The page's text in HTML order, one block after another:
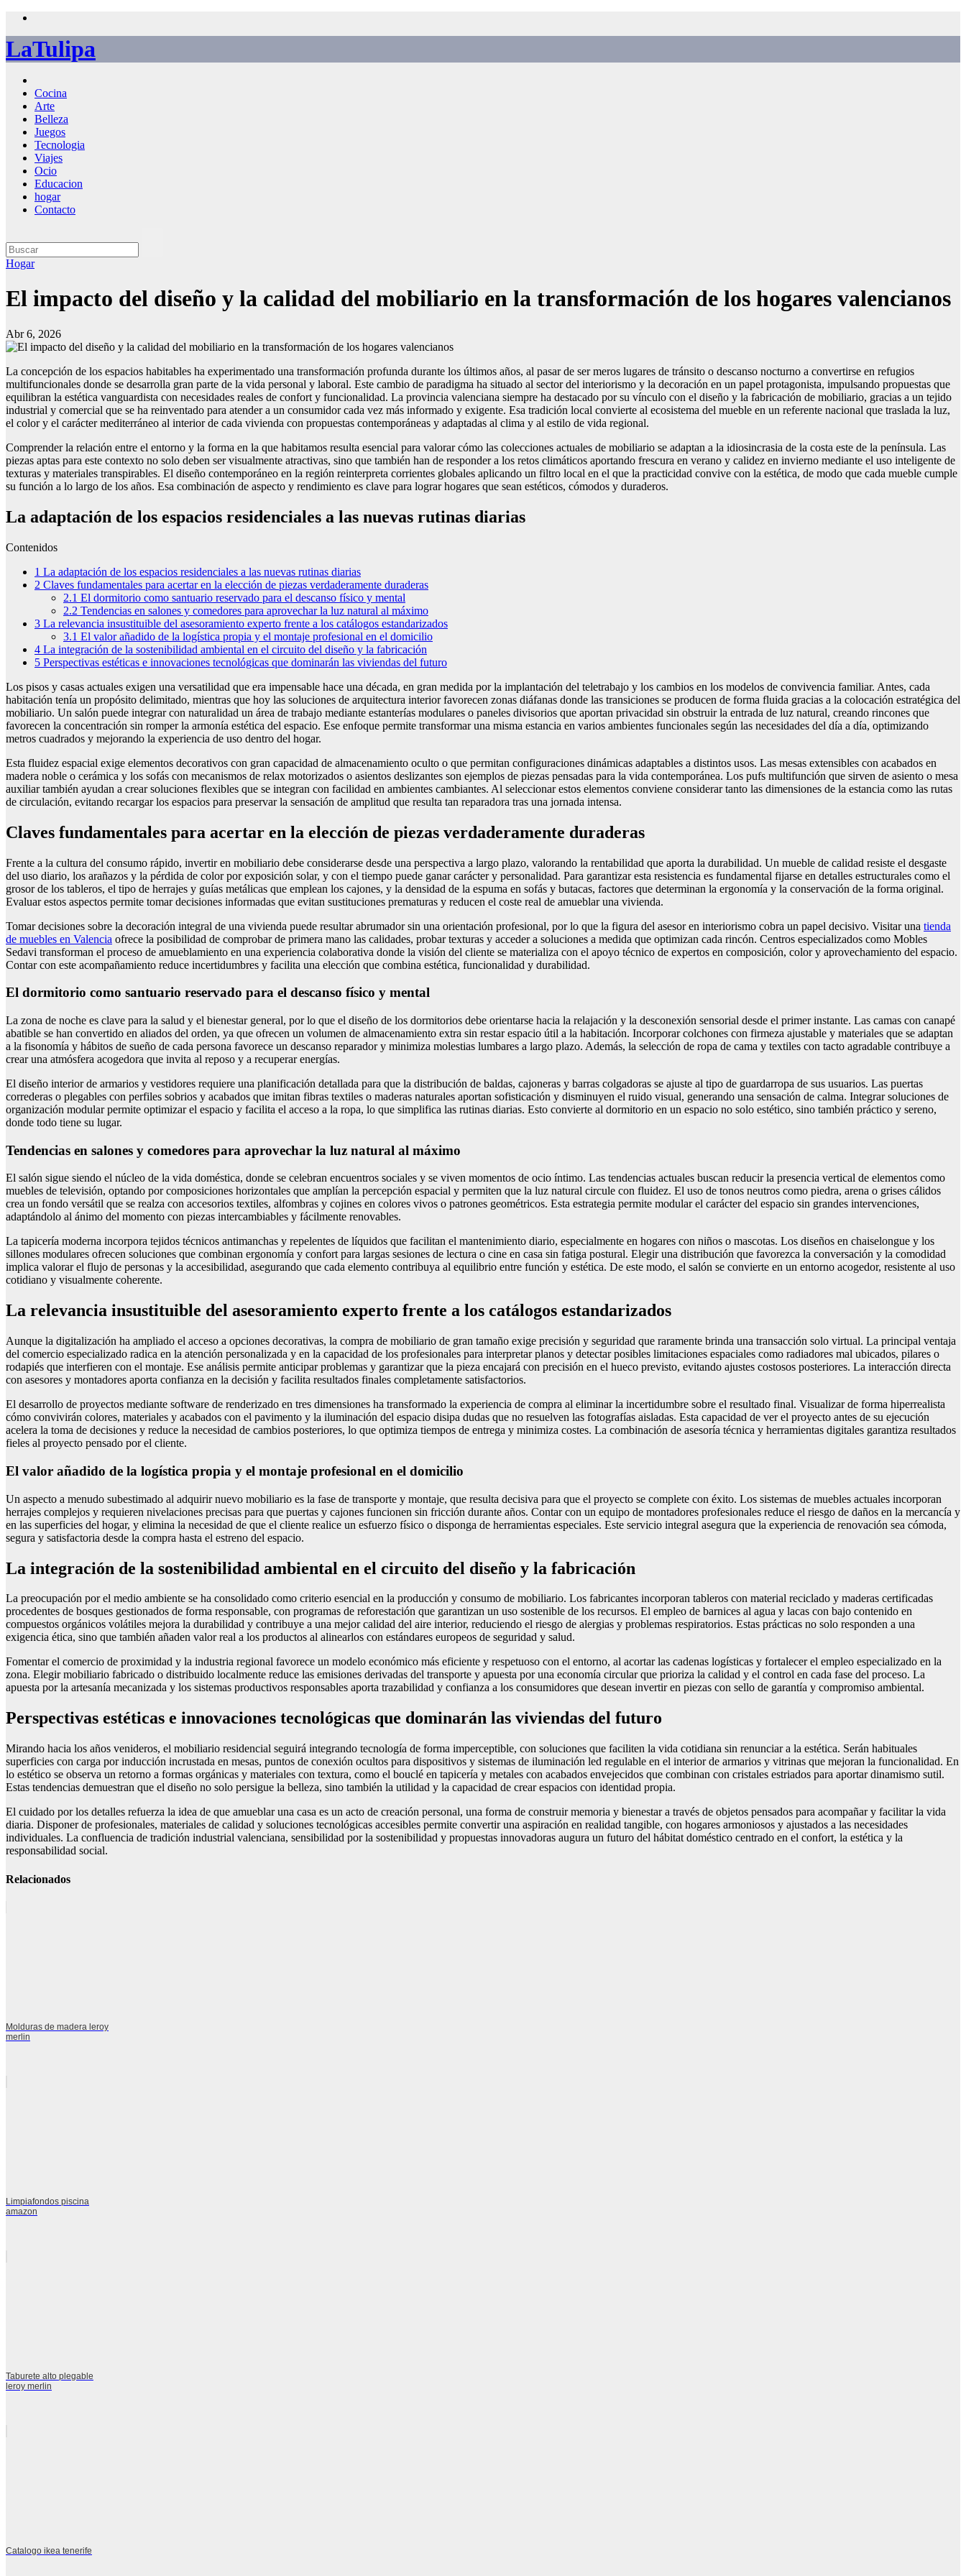
Saltar
contenido
LaTulipa
Cocina
Arte
Belleza
Juegos
Tecnologia
Viajes
Ocio
Educacion
hogar
Contacto
Hogar
El impacto del diseño y la calidad del mobiliario en la transformación de los hogares valencianos
Abr 6, 2026
La concepción de los espacios habitables ha experimentado una transformación profunda durante los últimos años, al pasar de ser meros lugares de tránsito o descanso nocturno a convertirse en refugios
multifuncionales donde se desarrolla gran parte de la vida personal y laboral. Este cambio de paradigma ha situado al sector del interiorismo y la decoración en un papel protagonista, impulsando propuestas que
equilibran la estética vanguardista con necesidades reales de confort y funcionalidad. La provincia valenciana siempre ha destacado por su vínculo con el diseño y la fabricación de mobiliario, gracias a un tejido
industrial y comercial que se ha reinventado para atender a un consumidor cada vez más informado y exigente. Esa tradición local convierte al ecosistema del mueble en un referente nacional que traslada la luz,
el color y el carácter mediterráneo al interior de cada vivienda con propuestas contemporáneas y adaptadas al clima y al estilo de vida regional.
Comprender la relación entre el entorno y la forma en la que habitamos resulta esencial para valorar cómo las colecciones actuales de mobiliario se adaptan a la idiosincrasia de la costa este de la península. Las
piezas aptas para este contexto no solo deben ser visualmente atractivas, sino que también han de responder a los retos climáticos aportando frescura en verano y calidez en invierno mediante el uso inteligente de
texturas y materiales transpirables. El diseño contemporáneo en la región reinterpreta corrientes globales aplicando un filtro local en el que la practicidad convive con la estética, de modo que cada mueble cumple
su función a lo largo de los años. Esa combinación de aspecto y rendimiento es clave para lograr hogares que sean estéticos, cómodos y duraderos.
La adaptación de los espacios residenciales a las nuevas rutinas diarias
Contenidos
1 La adaptación de los espacios residenciales a las nuevas rutinas diarias
2 Claves fundamentales para acertar en la elección de piezas verdaderamente duraderas
2.1 El dormitorio como santuario reservado para el descanso físico y mental
2.2 Tendencias en salones y comedores para aprovechar la luz natural al máximo
3 La relevancia insustituible del asesoramiento experto frente a los catálogos estandarizados
3.1 El valor añadido de la logística propia y el montaje profesional en el domicilio
4 La integración de la sostenibilidad ambiental en el circuito del diseño y la fabricación
5 Perspectivas estéticas e innovaciones tecnológicas que dominarán las viviendas del futuro
Los pisos y casas actuales exigen una versatilidad que era impensable hace una década, en gran medida por la implantación del teletrabajo y los cambios en los modelos de convivencia familiar. Antes, cada
habitación tenía un propósito delimitado, mientras que hoy las soluciones de arquitectura interior favorecen zonas diáfanas donde las transiciones se producen de forma fluida gracias a la colocación estratégica del
mobiliario. Un salón puede integrar con naturalidad un área de trabajo mediante estanterías modulares o paneles divisorios que aportan privacidad sin obstruir la entrada de luz natural, creando rincones que
favorecen la concentración sin romper la armonía estética del espacio. Ese enfoque permite transformar una misma estancia en varios ambientes funcionales según las necesidades del día a día, optimizando
metros cuadrados y mejorando la experiencia de uso dentro del hogar.
Esta fluidez espacial exige elementos decorativos con gran capacidad de almacenamiento oculto o que permitan configuraciones dinámicas adaptables a distintos usos. Las mesas extensibles con acabados en
madera noble o cerámica y los sofás con mecanismos de relax motorizados o asientos deslizantes son ejemplos de piezas pensadas para la vida contemporánea. Los pufs multifunción que sirven de asiento o mesa
auxiliar también ayudan a crear soluciones flexibles que se integran con facilidad en ambientes cambiantes. Al seleccionar estos elementos conviene considerar tanto las dimensiones de la estancia como las rutas
de circulación, evitando recargar los espacios para preservar la sensación de amplitud que resulta tan reparadora tras una jornada intensa.
Claves fundamentales para acertar en la elección de piezas verdaderamente duraderas
Frente a la cultura del consumo rápido, invertir en mobiliario debe considerarse desde una perspectiva a largo plazo, valorando la rentabilidad que aporta la durabilidad. Un mueble de calidad resiste el desgaste
del uso diario, los arañazos y la pérdida de color por exposición solar, y con el tiempo puede ganar carácter y personalidad. Para garantizar esta resistencia es fundamental fijarse en detalles estructurales como el
grosor de los tableros, el tipo de herrajes y guías metálicas que emplean los cajones, y la densidad de la espuma en sofás y butacas, factores que determinan la ergonomía y la conservación de la forma original.
Evaluar estos aspectos permite tomar decisiones informadas que evitan sustituciones prematuras y reducen el coste real de amueblar una vivienda.
Tomar decisiones sobre la decoración integral de una vivienda puede resultar abrumador sin una orientación profesional, por lo que la figura del asesor en interiorismo cobra un papel decisivo. Visitar una tienda
de muebles en Valencia ofrece la posibilidad de comprobar de primera mano las calidades, probar texturas y acceder a soluciones a medida que optimizan cada rincón. Centros especializados como Mobles
Sedavi transforman el proceso de amueblamiento en una experiencia colaborativa donde la visión del cliente se materializa con el apoyo técnico de expertos en composición, color y aprovechamiento del espacio.
Contar con este acompañamiento reduce incertidumbres y facilita una elección que combina estética, funcionalidad y durabilidad.
El dormitorio como santuario reservado para el descanso físico y mental
La zona de noche es clave para la salud y el bienestar general, por lo que el diseño de los dormitorios debe orientarse hacia la relajación y la desconexión sensorial desde el primer instante. Las camas con canapé
abatible se han convertido en aliados del orden, ya que ofrecen un volumen de almacenamiento extra sin restar espacio útil a la habitación. Incorporar colchones con firmeza ajustable y materiales que se adaptan
a la fisonomía y hábitos de sueño de cada persona favorece un descanso reparador y minimiza molestias lumbares a largo plazo. Además, la selección de ropa de cama y textiles con tacto agradable contribuye a
crear una atmósfera acogedora que invita al reposo y a recuperar energías.
El diseño interior de armarios y vestidores requiere una planificación detallada para que la distribución de baldas, cajoneras y barras colgadoras se ajuste al tipo de guardarropa de sus usuarios. Las puertas
correderas o plegables con perfiles sobrios y acabados que imitan fibras textiles o maderas naturales aportan sofisticación y disminuyen el ruido visual, generando una sensación de calma. Integrar soluciones de
organización modular permite optimizar el espacio y facilita el acceso a la ropa, lo que simplifica las rutinas diarias. Esto convierte al dormitorio en un espacio no solo estético, sino también práctico y sereno,
donde todo tiene su lugar.
Tendencias en salones y comedores para aprovechar la luz natural al máximo
El salón sigue siendo el núcleo de la vida doméstica, donde se celebran encuentros sociales y se viven momentos de ocio íntimo. Las tendencias actuales buscan reducir la presencia vertical de elementos como
muebles de televisión, optando por composiciones horizontales que amplían la percepción espacial y permiten que la luz natural circule con fluidez. El uso de tonos neutros como piedra, arena o grises cálidos
crea un fondo versátil que se realza con accesorios textiles, alfombras y cojines en colores vivos o patrones geométricos. Esta estrategia permite modular el carácter del espacio sin grandes intervenciones,
adaptándolo al ánimo del momento con piezas intercambiables y fácilmente renovables.
La tapicería moderna incorpora tejidos técnicos antimanchas y repelentes de líquidos que facilitan el mantenimiento diario, especialmente en hogares con niños o mascotas. Los diseños en chaiselongue y los
sillones modulares ofrecen soluciones que combinan ergonomía y confort para largas sesiones de lectura o cine en casa sin fatiga postural. Elegir una distribución que favorezca la conversación y la comodidad
implica valorar el flujo de personas y la accesibilidad, asegurando que cada elemento contribuya al equilibrio entre función y estética. De este modo, el salón se convierte en un entorno acogedor, resistente al uso
cotidiano y visualmente coherente.
La relevancia insustituible del asesoramiento experto frente a los catálogos estandarizados
Aunque la digitalización ha ampliado el acceso a opciones decorativas, la compra de mobiliario de gran tamaño exige precisión y seguridad que raramente brinda una transacción solo virtual. La principal ventaja
del comercio especializado radica en la atención personalizada y en la capacidad de los profesionales para interpretar planos y detectar posibles limitaciones espaciales como radiadores mal ubicados, pilares o
rodapiés que interfieren con el montaje. Ese análisis permite anticipar problemas y garantizar que la pieza encajará con precisión en el hueco previsto, evitando ajustes costosos posteriores. La interacción directa
con asesores y montadores aporta confianza en la decisión y facilita resultados finales completamente satisfactorios.
El desarrollo de proyectos mediante software de renderizado en tres dimensiones ha transformado la experiencia de compra al eliminar la incertidumbre sobre el resultado final. Visualizar de forma hiperrealista
cómo convivirán colores, materiales y acabados con el pavimento y la iluminación del espacio disipa dudas que no resuelven las fotografías aisladas. Esta capacidad de ver el proyecto antes de su ejecución
acelera la toma de decisiones y reduce la necesidad de cambios posteriores, lo que optimiza tiempos de entrega y minimiza costes. La combinación de asesoría técnica y herramientas digitales garantiza resultados
fieles al proyecto pensado por el cliente.
El valor añadido de la logística propia y el montaje profesional en el domicilio
Un aspecto a menudo subestimado al adquirir nuevo mobiliario es la fase de transporte y montaje, que resulta decisiva para que el proyecto se complete con éxito. Los sistemas de muebles actuales incorporan
herrajes complejos y requieren nivelaciones precisas para que puertas y cajones funcionen sin fricción durante años. Contar con un equipo de montadores profesionales reduce el riesgo de daños en la mercancía y
en las superficies del hogar, y elimina la necesidad de que el cliente realice un esfuerzo físico o disponga de herramientas especiales. Este servicio integral asegura que la experiencia de renovación sea cómoda,
segura y satisfactoria desde la compra hasta el estreno del espacio.
La integración de la sostenibilidad ambiental en el circuito del diseño y la fabricación
La preocupación por el medio ambiente se ha consolidado como criterio esencial en la producción y consumo de mobiliario. Los fabricantes incorporan tableros con material reciclado y maderas certificadas
procedentes de bosques gestionados de forma responsable, con programas de reforestación que garantizan un uso sostenible de los recursos. El empleo de barnices al agua y lacas con bajo contenido en
compuestos orgánicos volátiles mejora la durabilidad y contribuye a una mejor calidad del aire interior, reduciendo el riesgo de alergias y problemas respiratorios. Estas prácticas no solo responden a una
exigencia ética, sino que también añaden valor real a los productos al alinearlos con estándares europeos de seguridad y salud.
Fomentar el comercio de proximidad y la industria regional favorece un modelo económico más eficiente y respetuoso con el entorno, al acortar las cadenas logísticas y fortalecer el empleo especializado en la
zona. Elegir mobiliario fabricado o distribuido localmente reduce las emisiones derivadas del transporte y apuesta por una economía circular que prioriza la calidad y el control en cada fase del proceso. La
apuesta por la artesanía mecanizada y los sistemas productivos responsables aporta trazabilidad y confianza a los consumidores que desean invertir en piezas con sello de garantía y compromiso ambiental.
Perspectivas estéticas e innovaciones tecnológicas que dominarán las viviendas del futuro
Mirando hacia los años venideros, el mobiliario residencial seguirá integrando tecnología de forma imperceptible, con soluciones que faciliten la vida cotidiana sin renunciar a la estética. Serán habituales
superficies con carga por inducción incrustada en mesas, puntos de conexión ocultos para dispositivos y sistemas de iluminación led regulable en el interior de armarios y vitrinas que mejoran la funcionalidad. En
lo estético se observa un retorno a formas orgánicas y materiales con textura, como el bouclé en tapicería y metales con acabados envejecidos que combinan con cristales estriados para aportar dinamismo sutil.
Estas tendencias demuestran que el diseño no solo persigue la belleza, sino también la utilidad y la capacidad de crear espacios con identidad propia.
El cuidado por los detalles refuerza la idea de que amueblar una casa es un acto de creación personal, una forma de construir memoria y bienestar a través de objetos pensados para acompañar y facilitar la vida
diaria. Disponer de profesionales, materiales de calidad y soluciones tecnológicas accesibles permite convertir una aspiración en realidad tangible, con hogares armoniosos y ajustados a las necesidades
individuales. La confluencia de tradición industrial valenciana, sensibilidad por la sostenibilidad y propuestas innovadoras augura un futuro del hábitat doméstico centrado en el confort, la estética y la
responsabilidad social.
Relacionados
Molduras de madera leroy
merlin
Limpiafondos piscina
amazon
Taburete alto plegable
leroy merlin
Catalogo ikea tenerife